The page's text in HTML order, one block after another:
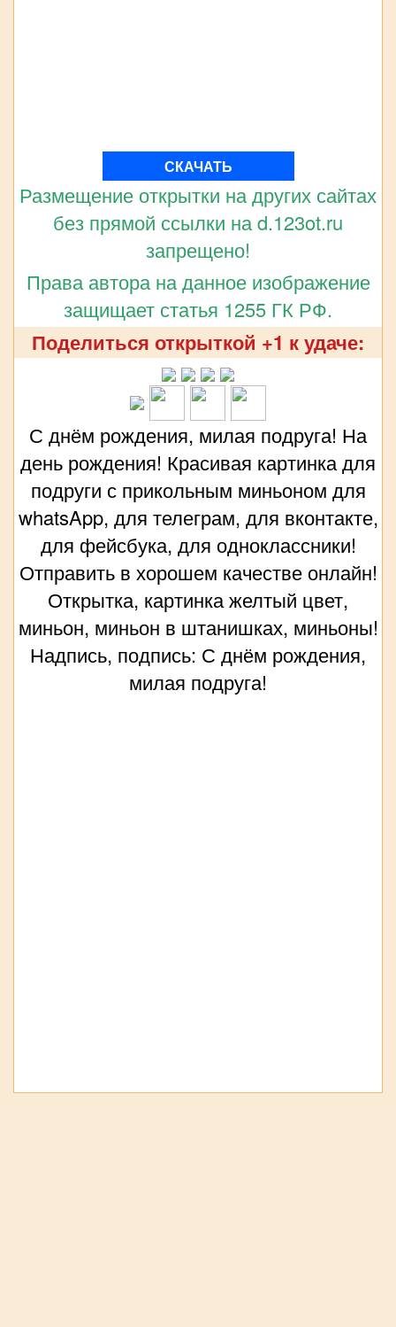
СКАЧАТЬ
Размещение открытки на других сайтах
без прямой ссылки на d.123ot.ru
запрещено!
Права автора на данное изображение
защищает статья 1255 ГК РФ.
Поделиться открыткой +1 к удаче:
С днём рождения, милая подруга! На
день рождения! Красивая картинка для
подруги с прикольным миньоном для
whatsApp, для телеграм, для вконтакте,
для фейсбука, для одноклассники!
Отправить в хорошем качестве онлайн!
Открытка, картинка желтый цвет,
миньон, миньон в штанишках, миньоны!
Надпись, подпись: С днём рождения,
милая подруга!